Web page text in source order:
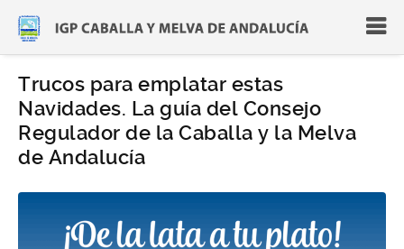
Trucos para emplatar estas
Navidades. La guía del Consejo
Regulador de la Caballa y la Melva
de Andalucía